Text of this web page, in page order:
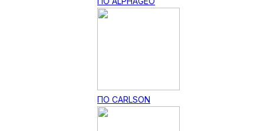
ПО CARLSON